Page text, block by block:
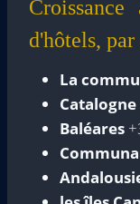
Croissance
d'hôtels,
La
Catalogne
Baléares